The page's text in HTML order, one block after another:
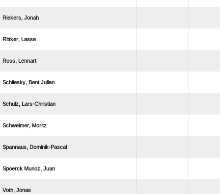
 
 
 
  
 
 
 
  
 